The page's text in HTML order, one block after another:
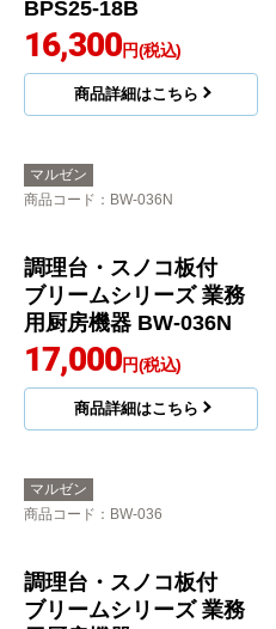
マルゼン
商品コード：BPS25-18B
パイプ棚 ブリームシ
リーズ 業務用厨房機器
BPS25-18B
16,300円(税込)
商品詳細はこちら
マルゼン
商品コード：BW-036N
調理台・スノコ板付
ブリームシリーズ 業務
用厨房機器 BW-036N
17,000円(税込)
商品詳細はこちら